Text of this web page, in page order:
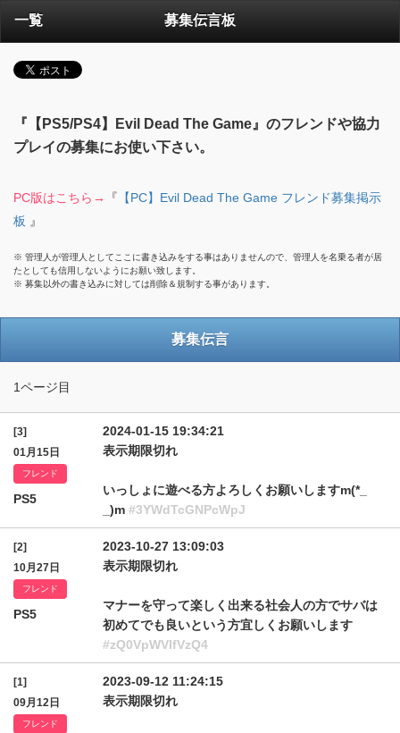
一覧 募集伝言板
『【PS5/PS4】Evil Dead The Game』のフレンドや協力
プレイの募集にお使い下さい。
PC版はこちら→ 『 【PC】Evil Dead The Game フレンド募集掲示
板 』
※ 管理人が管理人としてここに書き込みをする事はありませんので、管理人を名乗る者が居
たとしても信用しないようにお願い致します。
※ 募集以外の書き込みに対しては削除＆規制する事があります。
募集伝言
1ページ目
[3]
01月15日
フレンド
PS5
2024-01-15 19:34:21
表示期限切れ
いっしょに遊べる方よろしくお願いしますm(*_
_)m #3YWdTcGNPcWpJ
[2]
10月27日
フレンド
PS5
2023-10-27 13:09:03
表示期限切れ
マナーを守って楽しく出来る社会人の方でサバは
初めてでも良いという方宜しくお願いします
#zQ0VpWVlfVzQ4
[1]
09月12日
フレンド
2023-09-12 11:24:15
表示期限切れ